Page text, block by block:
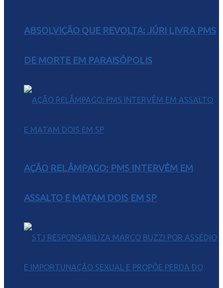
ABSOLVIÇÃO QUE REVOLTA: JÚRI LIVRA PMS
DE MORTE EM PARAISÓPOLIS
AÇÃO RELÂMPAGO: PMS INTERVÊM EM
ASSALTO E MATAM DOIS EM SP